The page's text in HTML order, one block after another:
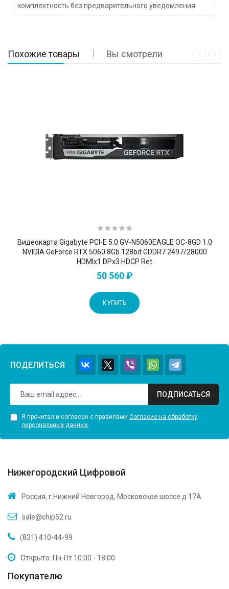
комплектность без предварительного уведомления.
Похожие товары Вы смотрели
Видеокарта Gigabyte PCI-E 5.0 GV-N5060EAGLE OC-8GD 1.0
NVIDIA GeForce RTX 5060 8Gb 128bit GDDR7 2497/28000
HDMIx1 DPx3 HDCP Ret
50 560 ₽
КУПИТЬ
ПОДЕЛИТЬСЯ
ПОДПИСАТЬСЯ
Я прочитал и согласен с правилами Согласие на обработку
персональных данных
Нижегородский Цифровой
Россия, г.Нижний Новгород, Московское шоссе д 17А
sale@chip52.ru
(831) 410-44-99
Открыто: Пн-Пт 10:00 - 18:00
Покупателю